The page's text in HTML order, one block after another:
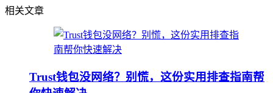
相关文章
Trust钱包没网络？别慌，这份实用排查指南帮